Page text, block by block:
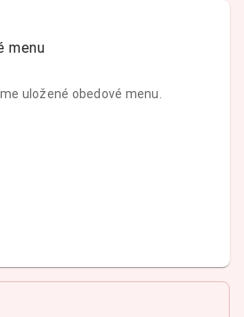
menu
uložené obedové menu.